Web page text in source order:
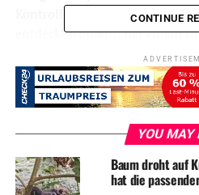
Kontrollen waren vier kleine
entdeckt worden. „Bei einem
das Auto geflogen und
gekommen.“, sagt einer der
Kontrollen beteiligt war.
Man werde auch in Zukunft ein
haben und Unbelehrbare
Polizeisprecher.
CONTINUE
YOU MAY
Baum droht auf
hat die